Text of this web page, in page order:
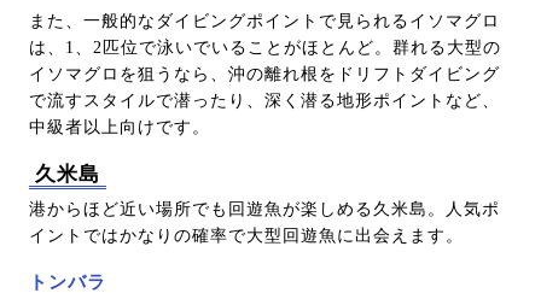
また、一般的なダイビングポイントで見られるイソマグロ
は、1、2匹位で泳いでいることがほとんど。群れる大型の
イソマグロを狙うなら、沖の離れ根をドリフトダイビング
で流すスタイルで潜ったり、深く潜る地形ポイントなど、
中級者以上向けです。
久米島
港からほど近い場所でも回遊魚が楽しめる久米島。人気ポ
イントではかなりの確率で大型回遊魚に出会えます。
トンバラ